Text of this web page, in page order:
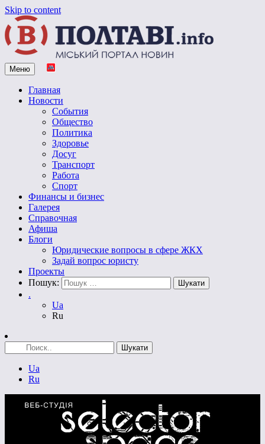
Skip to content
Vpoltave.info
Полтавский портал новостей
Меню
Главная
Новости
События
Общество
Политика
Здоровье
Досуг
Транспорт
Работа
Спорт
Финансы и бизнес
Галерея
Справочная
Афиша
Блоги
Юридические вопросы в сфере ЖКХ
Задай вопрос юристу
Проекты
Пошук:
.
Ua
Ru
Ua
Ru